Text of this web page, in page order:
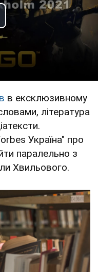
Video
в ексклюзивному
література
Україна" про
паралельно з
Хвильового.